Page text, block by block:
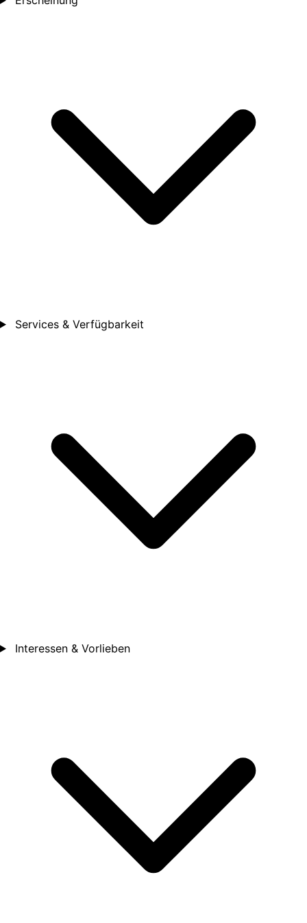
Services & Verfügbarkeit
Interessen & Vorlieben